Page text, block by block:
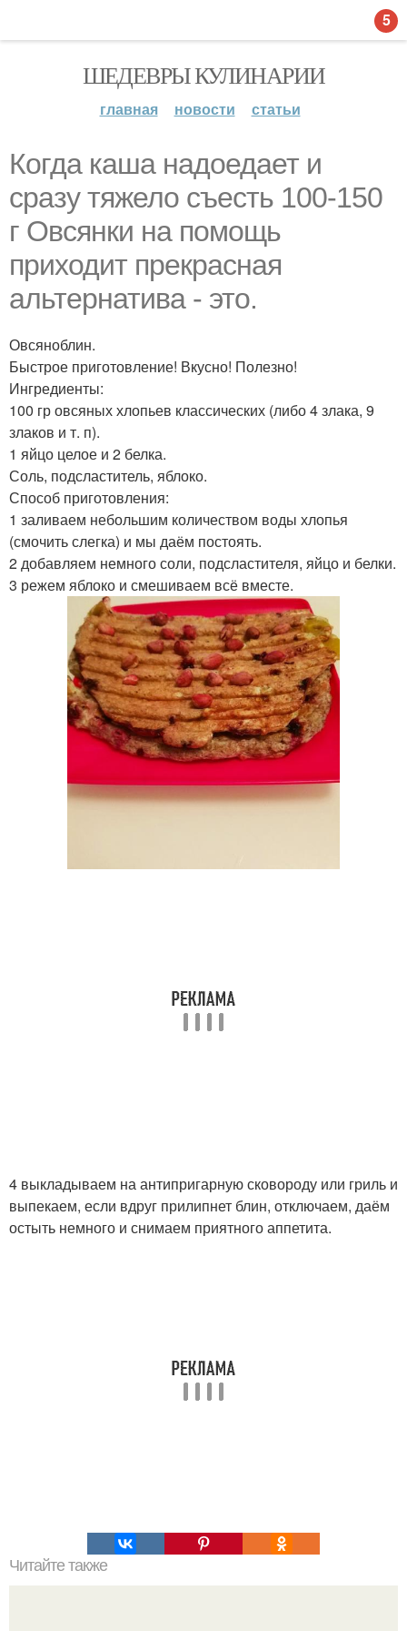
ШЕДЕВРЫ КУЛИНАРИИ
главная новости статьи
Когда каша надоедает и
сразу тяжело съесть 100-150
г Овсянки на помощь
приходит прекрасная
альтернатива - это.
Овсяноблин.
Быстрое приготовление! Вкусно! Полезно!
Ингредиенты:
100 гр овсяных хлопьев классических (либо 4 злака, 9
злаков и т. п).
1 яйцо целое и 2 белка.
Соль, подсластитель, яблоко.
Способ приготовления:
1 заливаем небольшим количеством воды хлопья
(смочить слегка) и мы даём постоять.
2 добавляем немного соли, подсластителя, яйцо и белки.
3 режем яблоко и смешиваем всё вместе.
4 выкладываем на антипригарную сковороду или гриль и
выпекаем, если вдруг прилипнет блин, отключаем, даём
остыть немного и снимаем приятного аппетита.
Читайте также
5